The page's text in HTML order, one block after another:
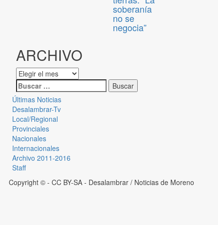
soberanía
no se
negocia”
ARCHIVO
Últimas Noticias
Desalambrar-Tv
Local/Regional
Provinciales
Nacionales
Internacionales
Archivo 2011-2016
Staff
Copyright © - CC BY-SA - Desalambrar / Noticias de Moreno